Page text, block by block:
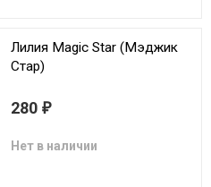
Лилия Magic Star (Мэджик
Стар)
280 ₽
Нет в наличии